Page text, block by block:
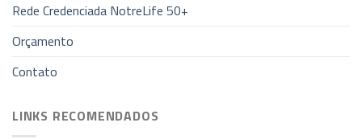
Rede Credenciada NotreLife 50+
Orçamento
Contato
LINKS RECOMENDADOS